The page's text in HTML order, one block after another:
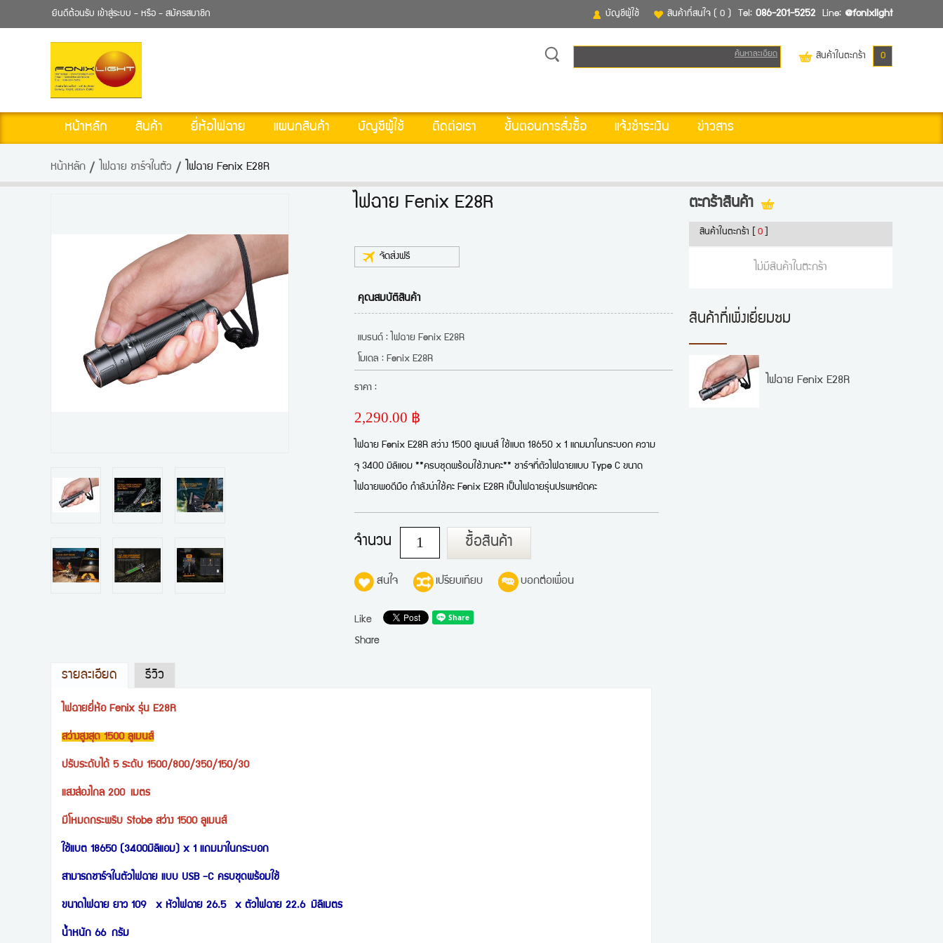
ยินดีต้อนรับ เข้าสู่ระบบ - หรือ - สมัครสมาชิก Tel: 086-201-5252 Line: @fonixlight
สินค้าที่สนใจ ( 0 )
บัญชีผู้ใช้
สินค้าในตะกร้า 0
ค้นหาละเอียด
หน้าหลัก สินค้า ยี่ห้อไฟฉาย แผนกสินค้า บัญชีผู้ใช้ ติดต่อเรา ขั้นตอนการสั่งซื้อ แจ้งชำระเงิน ข่าวสาร
หน้าหลัก ไฟฉาย ชาร์จในตัว ไฟฉาย Fenix E28R
ไฟฉาย Fenix E28R
จัดส่งฟรี
คุณสมบัติสินค้า
แบรนด์ : ไฟฉาย Fenix E28R
โมเดล : Fenix E28R
ราคา :
2,290.00 ฿
ไฟฉาย Fenix E28R สว่าง 1500 ลูเมนส์ ใช้แบต 18650 x 1 แถมมาในกระบอก ความ
จุ 3400 มิลิแอม **ครบชุดพร้อมใช้งานคะ** ชาร์จที่ตัวไฟฉายแบบ Type C ขนาด
ไฟฉายพอดีมือ กำลังน่าใช้คะ Fenix E28R เป็นไฟฉายรุ่นปรพหยัดคะ
จำนวน ซื้อสินค้า
สนใจ เปรียบเทียบ บอกต่อเพื่อน
Like
Share
รายละเอียด รีวิว
ไฟฉายยี่ห้อ Fenix รุ่น E28R
สว่างสูงสุด 1500 ลูเมนส์
ปรับระดับได้ 5 ระดับ 1500/800/350/150/30
แสงส่องไกล 200 เมตร
มีโหมดกระพริบ Stobe สว่าง 1500 ลูเมนส์
ใช้แบต 18650 (3400มิลิแอม) x 1 แถมมาในกระบอก
สามารถชาร์จในตัวไฟฉาย แบบ USB -C ครบชุดพร้อมใช้
ขนาดไฟฉาย ยาว 109 x หัวไฟฉาย 26.5 x ตัวไฟฉาย 22.6 มิลิเมตร
นำ้หนัก 66 กรัม
ตะกร้าสินค้า
สินค้าในตะกร้า 0
ไม่มีสินค้าในตะกร้า
สินค้าที่เพิ่งเยี่ยมชม
ไฟฉาย Fenix E28R